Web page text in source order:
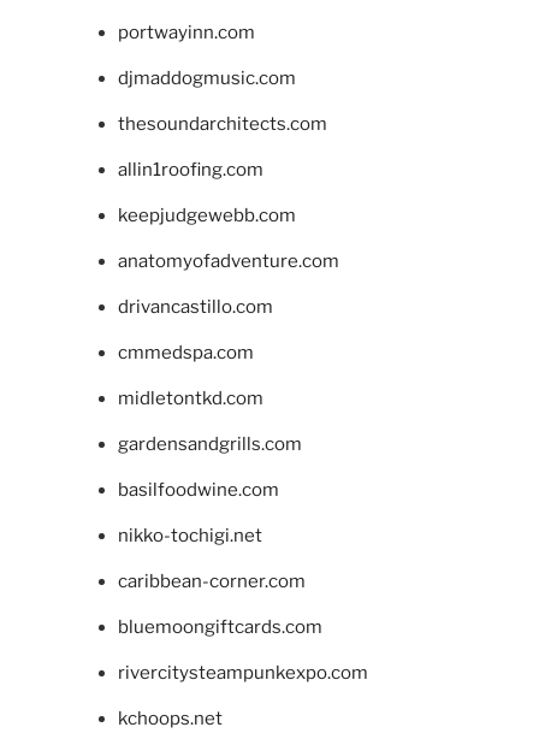
portwayinn.com
djmaddogmusic.com
thesoundarchitects.com
allin1roofing.com
keepjudgewebb.com
anatomyofadventure.com
drivancastillo.com
cmmedspa.com
midletontkd.com
gardensandgrills.com
basilfoodwine.com
nikko-tochigi.net
caribbean-corner.com
bluemoongiftcards.com
rivercitysteampunkexpo.com
kchoops.net